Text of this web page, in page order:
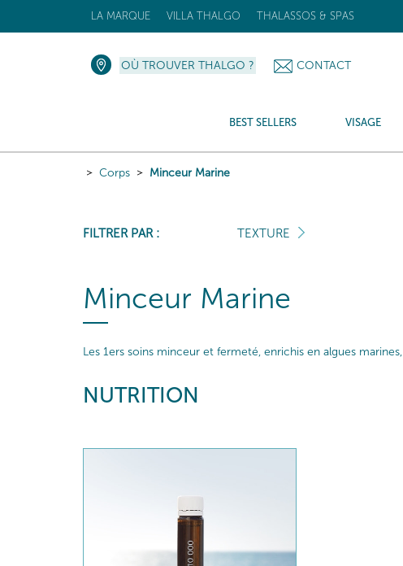
LA MARQUE VILLA THALGO THALASSOS & SPAS
OÙ TROUVER THALGO ? CONTACT
BEST SELLERS VISAGE
Corps Minceur Marine
FILTRER PAR : TEXTURE
Minceur Marine
Les 1ers soins minceur et fermeté, enrichis en algues
NUTRITION